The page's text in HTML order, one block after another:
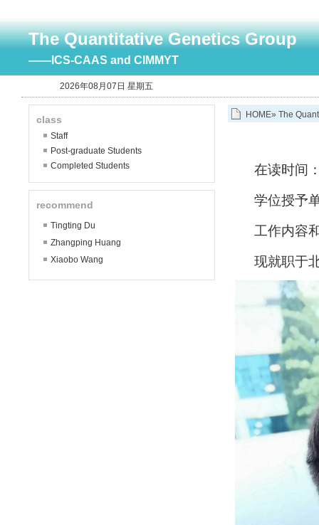
The Quantitative Genetics Group
——ICS-CAAS and CIMMYT
2026年08月07日 星期五
class
Staff
Post-graduate Students
Completed Students
recommend
Tingting Du
Zhangping Huang
Xiaobo Wang
HOME» The
在读时间
学位授予
工作内容
现就职于